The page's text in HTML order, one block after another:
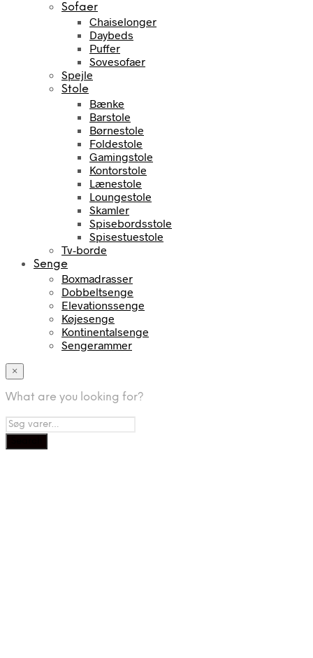
Sofaer
Chaiselonger
Daybeds
Puffer
Sovesofaer
Spejle
Stole
Bænke
Barstole
Børnestole
Foldestole
Gamingstole
Kontorstole
Lænestole
Loungestole
Skamler
Spisebordsstole
Spisestuestole
Tv-borde
Senge
Boxmadrasser
Dobbeltsenge
Elevationssenge
Køjesenge
Kontinentalsenge
Sengerammer
×
What are you looking for?